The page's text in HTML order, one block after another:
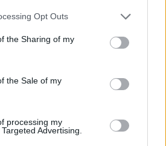
app uses one or more Google
usage behaviour. You may click to
Google and its third-party tags to
specified purposes in below Google
Opt Outs
the Sharing of my
the Sale of my
processing my
Advertising.